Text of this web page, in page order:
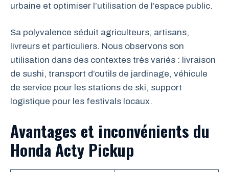
urbaine et optimiser l’utilisation de l’espace public.
Sa polyvalence séduit agriculteurs, artisans,
livreurs et particuliers. Nous observons son
utilisation dans des contextes très variés : livraison
de sushi, transport d’outils de jardinage, véhicule
de service pour les stations de ski, support
logistique pour les festivals locaux.
Avantages et inconvénients du
Honda Acty Pickup